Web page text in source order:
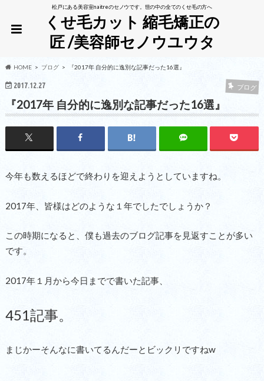
松戸にある美容室naitreのセノウです。世の中の全てのくせ毛の方へ
くせ毛カット 縮毛矯正の
匠 /美容師セノウユウタ
HOME ブログ 『2017年 自分的に逸別な記事だった16選』
2017.12.27 ブログ
『2017年 自分的に逸別な記事だった16選』
今年も数えるほどで終わりを迎えようとしていますね。
2017年、皆様はどのような１年でしたでしょうか？
この時期になると、僕も過去のブログ記事を見返すことが多い
です。
2017年１月から今日までで書いた記事、
451記事。
まじかーそんなに書いてるんだーとビックリですねw